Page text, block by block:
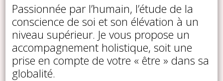
Passionnée par l’humain, l’étude de la
conscience de soi et son élévation à un
niveau supérieur. Je vous propose un
accompagnement holistique, soit une
prise en compte de votre « être » dans sa
globalité.